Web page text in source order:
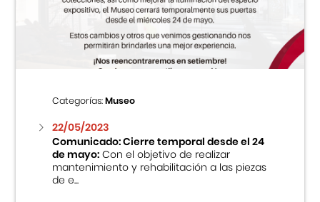
Centro Cultural Peruano Japonés
Museo de la Inmigración Japonesa
Fondo Editorial
Teatro Peruano Japonés
Categorías:Museo
22/05/2023
Comunicado: Cierre temporal desde el 24
de mayo:Con el objetivo de realizar
mantenimiento y rehabilitación a las piezas
de e...